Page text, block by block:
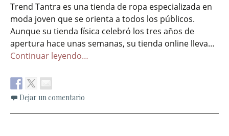
Trend Tantra es una tienda de ropa especializada en
moda joven que se orienta a todos los públicos.
Aunque su tienda física celebró los tres años de
apertura hace unas semanas, su tienda online lleva…
Continuar leyendo…
Dejar un comentario